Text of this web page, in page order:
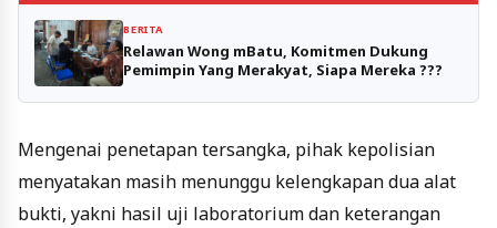
BERITA
Relawan Wong mBatu, Komitmen Dukung
Pemimpin Yang Merakyat, Siapa Mereka ???
Mengenai penetapan tersangka, pihak kepolisian
menyatakan masih menunggu kelengkapan dua alat
bukti, yakni hasil uji laboratorium dan keterangan